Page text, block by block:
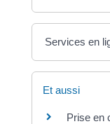
Services en
Et aussi
Prise en